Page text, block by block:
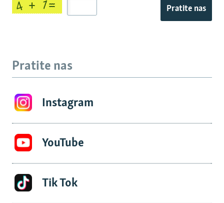
Pratite nas
Pratite nas
Instagram
YouTube
Tik Tok